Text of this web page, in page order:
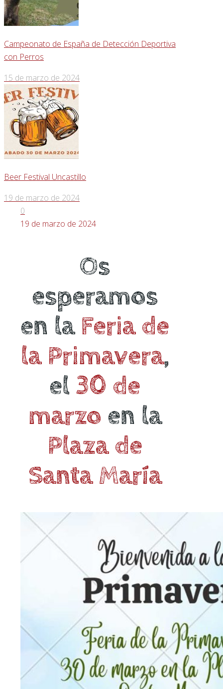
Campeonato de España de Detección Deportiva
con Perros
15 de marzo de 2024
Beer Festival Uncastillo
19 de marzo de 2024
0
19 de marzo de 2024
Os
esperamos
en la Feria de
la Primavera,
el 30 de
marzo en la
Plaza de
Santa María